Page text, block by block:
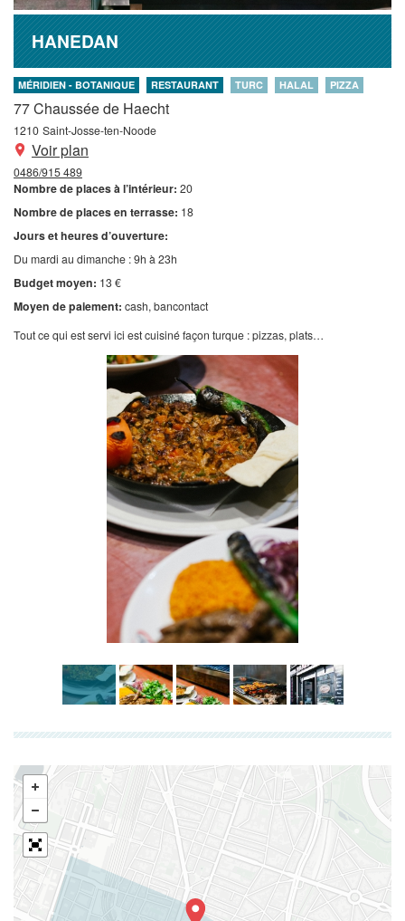
HANEDAN
MÉRIDIEN - BOTANIQUE RESTAURANT TURC HALAL PIZZA
77 Chaussée de Haecht
1210 Saint-Josse-ten-Noode
Voir plan
0486/915 489
Nombre de places à l’intérieur: 20
Nombre de places en terrasse: 18
Jours et heures d’ouverture:
Du mardi au dimanche : 9h à 23h
Budget moyen: 13 €
Moyen de paiement: cash bancontact
Tout ce qui est servi ici est cuisiné façon turque : pizzas, plats…